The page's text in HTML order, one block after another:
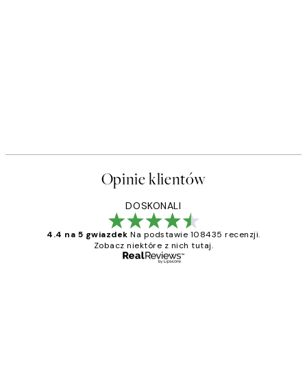
Opinie klientów
DOSKONALI
4.4 na 5 gwiazdek Na podstawie 108435 recenzji.
Zobacz niektóre z nich tutaj.